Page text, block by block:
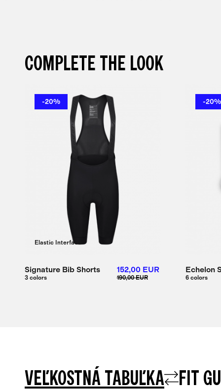
COMPLETE THE LOOK
-20%
Elastic Interface
Signature Bib Shorts
3 colors
152,00 EUR
190,00 EUR
-20%
Echelon
6 colors
VEĽKOSTNÁ TABUĽKA FIT